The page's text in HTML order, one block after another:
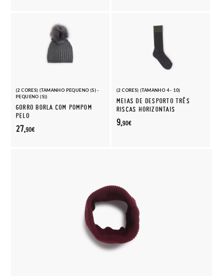
(2 CORES) (TAMANHO PEQUENO (S) -
PEQUENO (S))
GORRO BORLA COM POMPOM
PELO
27,90€
(2 CORES) (TAMANHO 4 - 10)
MEIAS DE DESPORTO TRÊS
RISCAS HORIZONTAIS
9,90€